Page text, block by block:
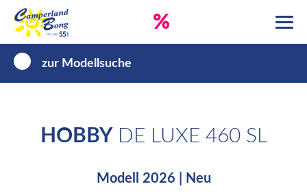
%
zur Modellsuche
HOBBYDE LUXE 460 SL
Modell 2026 | Neu